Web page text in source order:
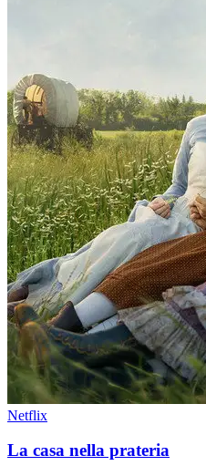
Netflix
La casa nella prateria